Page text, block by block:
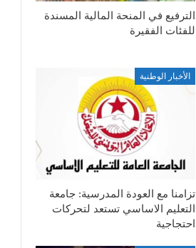
الترفيع في المنحة المالية المسندة
للفئات الفقيرة
الأخبار الوطنية
تزامنا مع العودة المدرسية: جامعة
التعليم الاساسي تستعد لتحركات
احتجاجية